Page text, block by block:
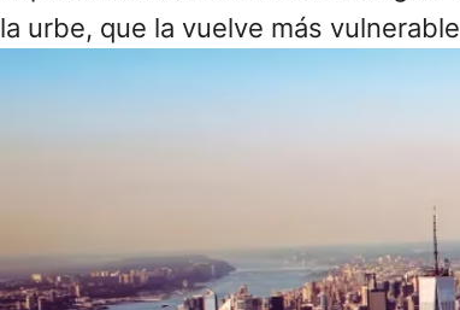
la urbe, que la vuelve más